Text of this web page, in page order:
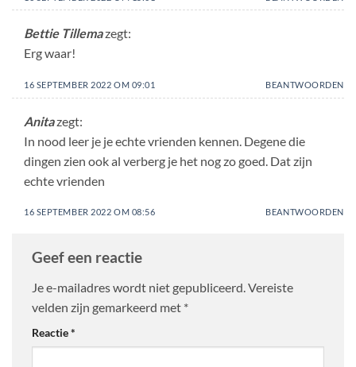
Bettie Tillemazegt:
Erg waar!
16 SEPTEMBER 2022 OM 09:01 BEANTWOORDEN
Anitazegt:
In nood leer je je echte vrienden kennen. Degene die
dingen zien ook al verberg je het nog zo goed. Dat zijn
echte vrienden
16 SEPTEMBER 2022 OM 08:56 BEANTWOORDEN
Geef een reactie
Je e-mailadres wordt niet gepubliceerd.Vereiste
velden zijn gemarkeerd met *
Reactie*